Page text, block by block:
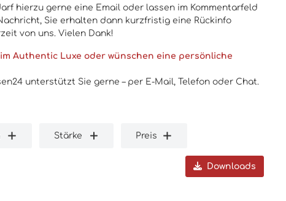
hierzu gerne eine Email oder lassen im Kommentarfeld
Sie erhalten dann kurzfristig eine Rückinfo
von uns. Vielen Dank!
Authentic Luxe oder wünschen eine persönliche
unterstützt Sie gerne – per E-Mail, Telefon oder Chat.
Stärke Preis
Downloads